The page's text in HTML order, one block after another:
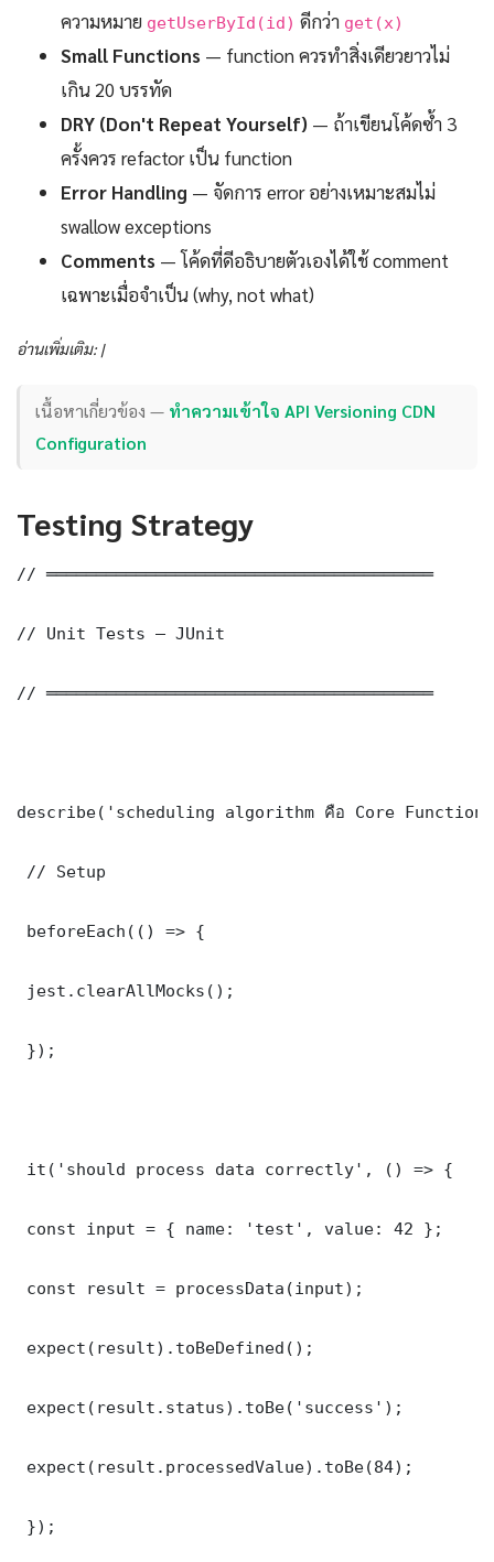
ความหมาย getUserById(id) ดีกว่า get(x)
Small Functions — function ควรทำสิ่งเดียวยาวไม่
เกิน 20 บรรทัด
DRY (Don't Repeat Yourself) — ถ้าเขียนโค้ดซ้ำ 3
ครั้งควร refactor เป็น function
Error Handling — จัดการ error อย่างเหมาะสมไม่
swallow exceptions
Comments — โค้ดที่ดีอธิบายตัวเองได้ใช้ comment
เฉพาะเมื่อจำเป็น (why, not what)
อ่านเพิ่มเติม: |
เนื้อหาเกี่ยวข้อง — ทำความเข้าใจ API Versioning CDN
Configuration
Testing Strategy
// ═══════════════════════════════════════
// Unit Tests — JUnit
// ═══════════════════════════════════════
describe('scheduling algorithm คือ Core
// Setup
beforeEach(() => {
jest.clearAllMocks();
});
it('should process data correctly', () => {
const input = { name: 'test', value: 42 };
const result = processData(input);
expect(result).toBeDefined();
expect(result.status).toBe('success');
expect(result.processedValue).toBe(84);
});